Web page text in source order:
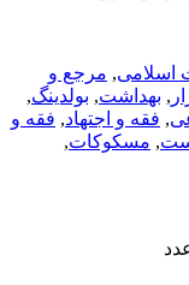
اسلامی, مرجع و
, بهداشت, بولدینگ,
, فقه و اجتهاد, فقه و
, مسکوکات,